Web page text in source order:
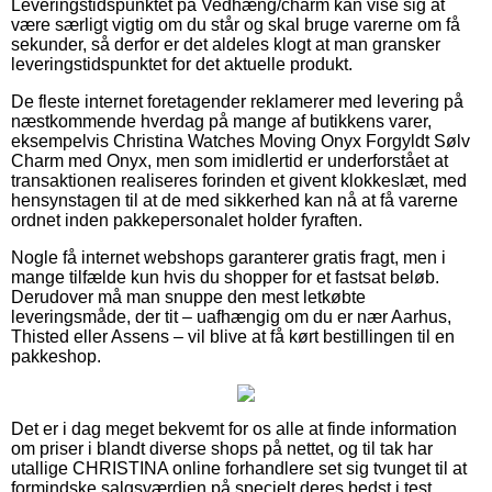
Leveringstidspunktet på Vedhæng/charm kan vise sig at
være særligt vigtig om du står og skal bruge varerne om få
sekunder, så derfor er det aldeles klogt at man gransker
leveringstidspunktet for det aktuelle produkt.
De fleste internet foretagender reklamerer med levering på
næstkommende hverdag på mange af butikkens varer,
eksempelvis Christina Watches Moving Onyx Forgyldt Sølv
Charm med Onyx, men som imidlertid er underforstået at
transaktionen realiseres forinden et givent klokkeslæt, med
hensynstagen til at de med sikkerhed kan nå at få varerne
ordnet inden pakkepersonalet holder fyraften.
Nogle få internet webshops garanterer gratis fragt, men i
mange tilfælde kun hvis du shopper for et fastsat beløb.
Derudover må man snuppe den mest letkøbte
leveringsmåde, der tit – uafhængig om du er nær Aarhus,
Thisted eller Assens – vil blive at få kørt bestillingen til en
pakkeshop.
Det er i dag meget bekvemt for os alle at finde information
om priser i blandt diverse shops på nettet, og til tak har
utallige CHRISTINA online forhandlere set sig tvunget til at
formindske salgsværdien på specielt deres bedst i test